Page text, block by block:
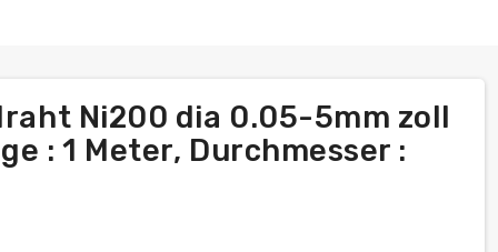
Ni200 dia 0.05-5mm zoll
: 1 Meter, Durchmesser :